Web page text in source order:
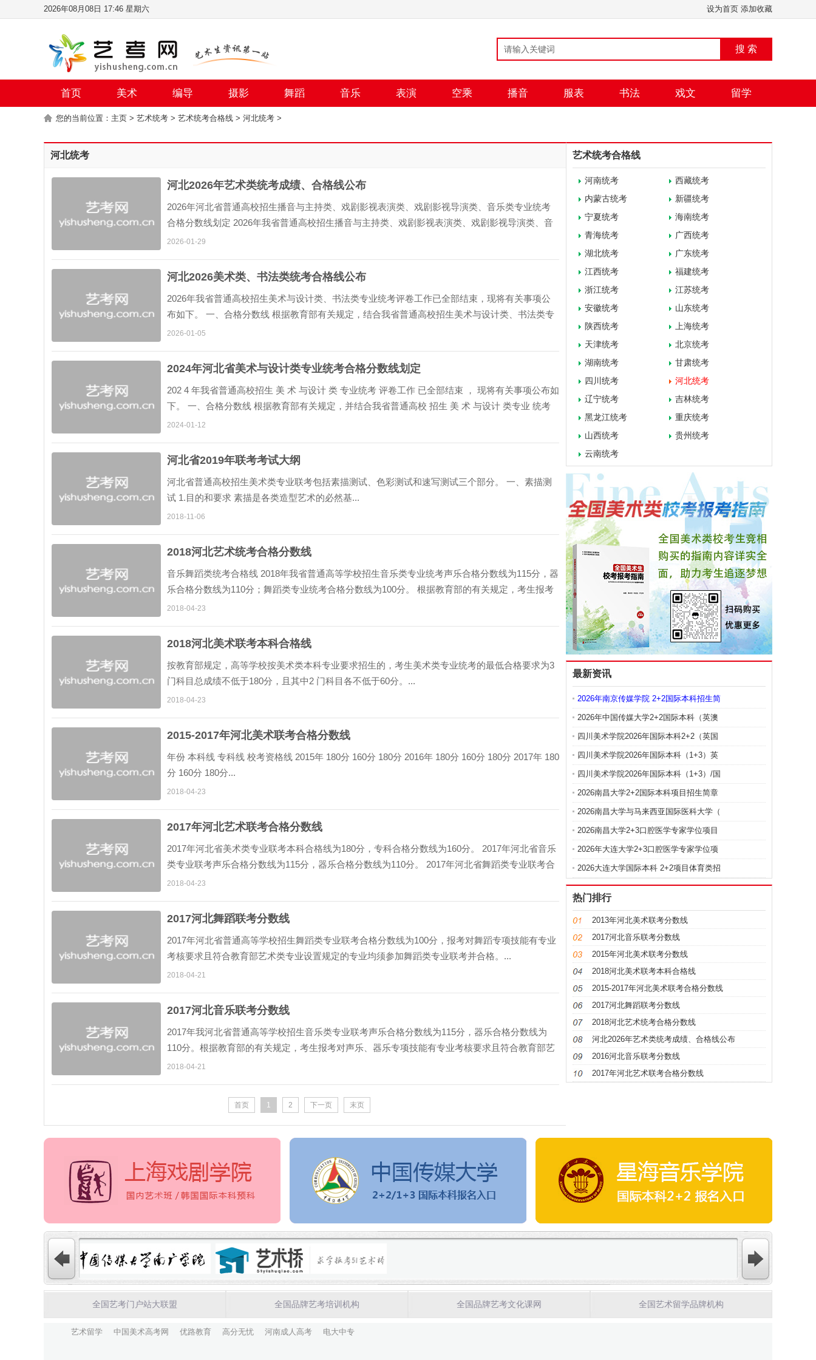
设为首页 添加收藏
2026年08月08日 17:46 星期六
搜 索
首页 美术 编导 摄影 舞蹈 音乐 表演 空乘 播音 服表 书法 戏文 留学
您的当前位置： 主页 > 艺术统考 > 艺术统考合格线 > 河北统考 >
河北统考
河北2026年艺术类统考成绩、合格线公布
2026年河北省普通高校招生播音与主持类、戏剧影视表演类、戏剧影视导演类、音乐类专业统考
合格分数线划定 2026年我省普通高校招生播音与主持类、戏剧影视表演类、戏剧影视导演类、音
乐表演类（声乐）、音乐教育类（声乐主项）、音乐表演类（器乐）、音乐教育...
2026-01-29
河北2026美术类、书法类统考合格线公布
2026年我省普通高校招生美术与设计类、书法类专业统考评卷工作已全部结束，现将有关事项公
布如下。 一、合格分数线 根据教育部有关规定，结合我省普通高校招生美术与设计类、书法类专
业统考考试情况和招生实际，省教育考试院研究确定了2026年我省普通高校招...
2026-01-05
2024年河北省美术与设计类专业统考合格分数线划定
202 4 年我省普通高校招生 美 术 与设计 类 专业统考 评卷工作 已全部结束 ， 现将有关事项公布如
下。 一、合格分数线 根据教育部有关规定，并结合我省普通高校 招生 美 术 与设计 类专业 统考
考试情况和招生实际，省教育考试院研究确定了 202 4 年我省普通...
2024-01-12
河北省2019年联考考试大纲
河北省普通高校招生美术类专业联考包括素描测试、色彩测试和速写测试三个部分。 一、素描测
试 1.目的和要求 素描是各类造型艺术的必然基...
2018-11-06
2018河北艺术统考合格分数线
音乐舞蹈类统考合格线 2018年我省普通高等学校招生音乐类专业统考声乐合格分数线为115分，器
乐合格分数线为110分；舞蹈类专业统考合格分数线为100分。 根据教育部的有关规定，考生报考
对声乐、器乐专项技能有专业考核要求且符合教育部艺术类专业设置规定的专...
2018-04-23
2018河北美术联考本科合格线
按教育部规定，高等学校按美术类本科专业要求招生的，考生美术类专业统考的最低合格要求为3
门科目总成绩不低于180分，且其中2 门科目各不低于60分。...
2018-04-23
2015-2017年河北美术联考合格分数线
年份 本科线 专科线 校考资格线 2015年 180分 160分 180分 2016年 180分 160分 180分 2017年 180
分 160分 180分...
2018-04-23
2017年河北艺术联考合格分数线
2017年河北省美术类专业联考本科合格线为180分，专科合格分数线为160分。 2017年河北省音乐
类专业联考声乐合格分数线为115分，器乐合格分数线为110分。 2017年河北省舞蹈类专业联考合
格分数线为100分。...
2018-04-23
2017河北舞蹈联考分数线
2017年河北省普通高等学校招生舞蹈类专业联考合格分数线为100分，报考对舞蹈专项技能有专业
考核要求且符合教育部艺术类专业设置规定的专业均须参加舞蹈类专业联考并合格。...
2018-04-21
2017河北音乐联考分数线
2017年我河北省普通高等学校招生音乐类专业联考声乐合格分数线为115分，器乐合格分数线为
110分。根据教育部的有关规定，考生报考对声乐、器乐专项技能有专业考核要求且符合教育部艺
术类专业设置规定的专业均须参加我省音乐类专业联考并合格。...
2018-04-21
首页 1 2 下一页 末页
艺术统考合格线
河南统考
西藏统考
内蒙古统考
新疆统考
宁夏统考
海南统考
青海统考
广西统考
湖北统考
广东统考
江西统考
福建统考
浙江统考
江苏统考
安徽统考
山东统考
陕西统考
上海统考
天津统考
北京统考
湖南统考
甘肃统考
四川统考
河北统考
辽宁统考
吉林统考
黑龙江统考
重庆统考
山西统考
贵州统考
云南统考
最新资讯
2026年南京传媒学院 2+2国际本科招生简
2026年中国传媒大学2+2国际本科（英澳
四川美术学院2026年国际本科2+2（英国
四川美术学院2026年国际本科（1+3）英
四川美术学院2026年国际本科（1+3）/国
2026南昌大学2+2国际本科项目招生简章
2026南昌大学与马来西亚国际医科大学（
2026南昌大学2+3口腔医学专家学位项目
2026年大连大学2+3口腔医学专家学位项
2026大连大学国际本科 2+2项目体育类招
热门排行
2013年河北美术联考分数线
2017河北音乐联考分数线
2015年河北美术联考分数线
2018河北美术联考本科合格线
2015-2017年河北美术联考合格分数线
2017河北舞蹈联考分数线
2018河北艺术统考合格分数线
河北2026年艺术类统考成绩、合格线公布
2016河北音乐联考分数线
2017年河北艺术联考合格分数线
全国艺考门户站大联盟 全国品牌艺考培训机构 全国品牌艺考文化课网 全国艺术留学品牌机构
艺术留学 中国美术高考网 优路教育 高分无忧 河南成人高考 电大中专